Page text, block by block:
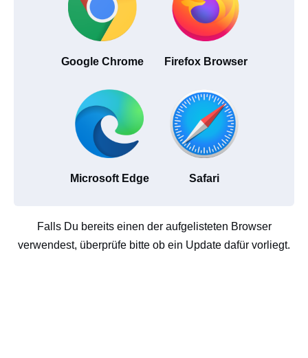
Google Chrome Firefox Browser
Microsoft Edge Safari
Falls Du bereits einen der aufgelisteten Browser
verwendest, überprüfe bitte ob ein Update dafür vorliegt.